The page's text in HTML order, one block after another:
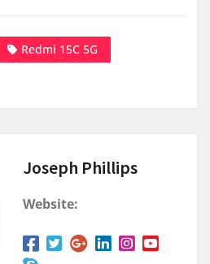
Redmi 15C 5G
Joseph Phillips
Website: